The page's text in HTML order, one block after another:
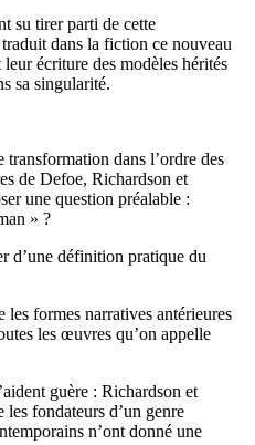
su tirer parti de cette
dans la fiction ce nouveau
écriture des modèles hérités
sa singularité.
transformation dans l’ordre des
de Defoe, Richardson et
une question préalable :
» ?
d’une définition pratique du
les formes narratives antérieures
les œuvres qu’on appelle
guère : Richardson et
fondateurs d’un genre
n’ont donné une